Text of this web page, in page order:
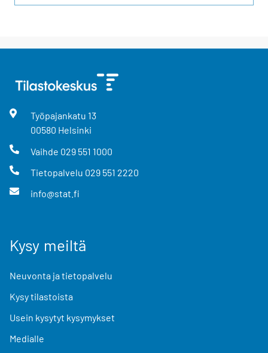
Työpajankatu 13
00580 Helsinki
Vaihde 029 551 1000
Tietopalvelu 029 551 2220
info@stat.fi
Kysy meiltä
Neuvonta ja tietopalvelu
Kysy tilastoista
Usein kysytyt kysymykset
Medialle